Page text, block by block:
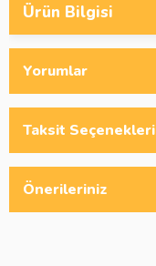
Ürün Bilgisi
Yorumlar
Taksit Seçenekleri
Önerileriniz